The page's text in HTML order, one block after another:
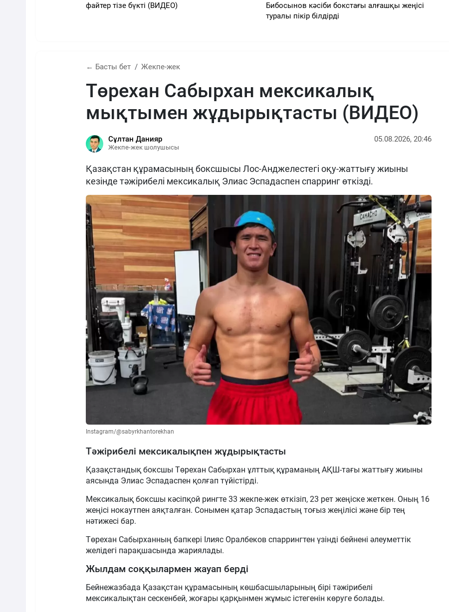
файтер тізе бүкті (ВИДЕО)
Бибосынов кәсіби бокстағы алғашқы жеңісі
туралы пікір білдірді
← Басты бет Жекпе-жек
Төрехан Сабырхан мексикалық
мықтымен жұдырықтасты (ВИДЕО)
Сұлтан Данияр
Жекпе-жек шолушысы
05.08.2026, 20:46
Қазақстан құрамасының боксшысы Лос-Анджелестегі оқу-жаттығу жиыны
кезінде тәжірибелі мексикалық Элиас Эспадаспен спарринг өткізді.
Instagram/@sabyrkhantorekhan
Тәжірибелі мексикалықпен жұдырықтасты
Қазақстандық боксшы Төрехан Сабырхан ұлттық құраманың АҚШ-тағы жаттығу жиыны
аясында Элиас Эспадаспен қолғап түйістірді.
Мексикалық боксшы кәсіпқой рингте 33 жекпе-жек өткізіп, 23 рет жеңіске жеткен. Оның 16
жеңісі нокаутпен аяқталған. Сонымен қатар Эспадастың тоғыз жеңілісі және бір тең
нәтижесі бар.
Төрехан Сабырханның бапкері Ілияс Оралбеков спаррингтен үзінді бейнені әлеуметтік
желідегі парақшасында жариялады.
Жылдам соққылармен жауап берді
Бейнежазбада Қазақстан құрамасының көшбасшыларының бірі тәжірибелі
мексикалықтан сескенбей, жоғары қарқынмен жұмыс істегенін көруге болады.